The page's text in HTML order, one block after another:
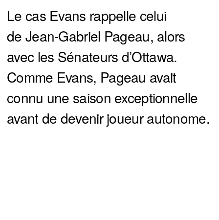
Le cas Evans rappelle celui
de Jean-Gabriel Pageau, alors
avec les Sénateurs d’Ottawa.
Comme Evans, Pageau avait
connu une saison exceptionnelle
avant de devenir joueur autonome.